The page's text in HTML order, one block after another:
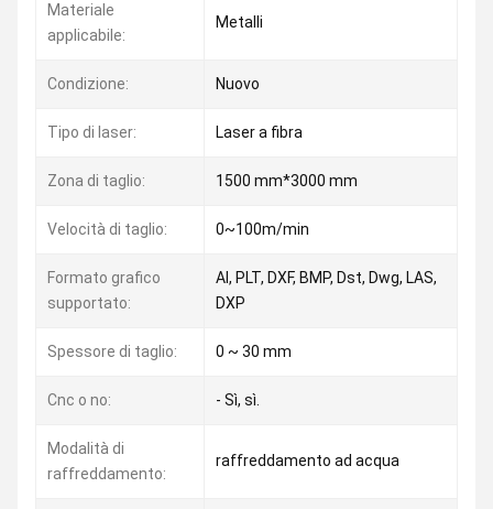
Materiale
applicabile:
Metalli
Condizione: Nuovo
Tipo di laser: Laser a fibra
Zona di taglio: 1500 mm*3000 mm
Velocità di taglio: 0~100m/min
Formato grafico
supportato:
AI, PLT, DXF, BMP, Dst, Dwg, LAS,
DXP
Spessore di taglio: 0 ~ 30 mm
Cnc o no: - Sì, sì.
Modalità di
raffreddamento:
raffreddamento ad acqua